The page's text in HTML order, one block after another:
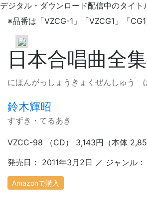
デジタル・ダウンロード配信中のタイト
※品番は「VZCG-1」「VZCG1」「
日本合唱曲全
にほんがっしょうきょくぜんしゅう
鈴木輝昭
すずき・てるあき
VZCC-98 （CD） 3,143円（本体
発売日： 2011年3月2日 ／ ジャンル：
Amazonで購入